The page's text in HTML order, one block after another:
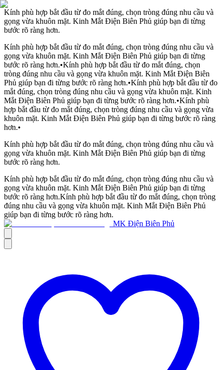
Kính phù hợp bắt đầu từ đo mắt đúng, chọn tròng đúng nhu cầu và
gọng vừa khuôn mặt. Kinh Mắt Điện Biên Phủ giúp bạn đi từng
bước rõ ràng hơn.
Kính phù hợp bắt đầu từ đo mắt đúng, chọn tròng đúng nhu cầu và
gọng vừa khuôn mặt. Kinh Mắt Điện Biên Phủ giúp bạn đi từng
bước rõ ràng hơn.•Kính phù hợp bắt đầu từ đo mắt đúng, chọn
tròng đúng nhu cầu và gọng vừa khuôn mặt. Kinh Mắt Điện Biên
Phủ giúp bạn đi từng bước rõ ràng hơn.•Kính phù hợp bắt đầu từ đo
mắt đúng, chọn tròng đúng nhu cầu và gọng vừa khuôn mặt. Kinh
Mắt Điện Biên Phủ giúp bạn đi từng bước rõ ràng hơn.•Kính phù
hợp bắt đầu từ đo mắt đúng, chọn tròng đúng nhu cầu và gọng vừa
khuôn mặt. Kinh Mắt Điện Biên Phủ giúp bạn đi từng bước rõ ràng
hơn.•
Kính phù hợp bắt đầu từ đo mắt đúng, chọn tròng đúng nhu cầu và
gọng vừa khuôn mặt. Kinh Mắt Điện Biên Phủ giúp bạn đi từng
bước rõ ràng hơn.
Kính phù hợp bắt đầu từ đo mắt đúng, chọn tròng đúng nhu cầu và
gọng vừa khuôn mặt. Kinh Mắt Điện Biên Phủ giúp bạn đi từng
bước rõ ràng hơn.Kính phù hợp bắt đầu từ đo mắt đúng, chọn tròng
đúng nhu cầu và gọng vừa khuôn mặt. Kinh Mắt Điện Biên Phủ
giúp bạn đi từng bước rõ ràng hơn.
MK Điện Biên Phủ